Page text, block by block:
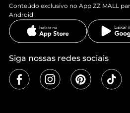
Conteúdo exclusivo no App ZZ MALL
Android
Siga nossas redes sociais